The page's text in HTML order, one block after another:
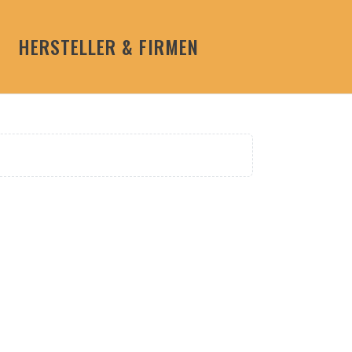
HERSTELLER & FIRMEN